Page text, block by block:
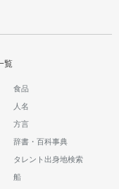
覧
食品
人名
方言
辞書・百科事典
タレント出身地検索
船